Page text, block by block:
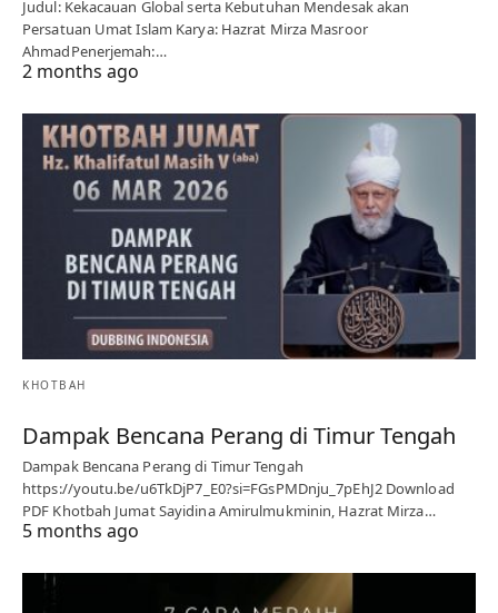
Judul: Kekacauan Global serta Kebutuhan Mendesak akan
Persatuan Umat Islam Karya: Hazrat Mirza Masroor
AhmadPenerjemah:…
2 months ago
KHOTBAH
Dampak Bencana Perang di Timur Tengah
Dampak Bencana Perang di Timur Tengah
https://youtu.be/u6TkDjP7_E0?si=FGsPMDnju_7pEhJ2 Download
PDF Khotbah Jumat Sayidina Amirulmukminin, Hazrat Mirza…
5 months ago